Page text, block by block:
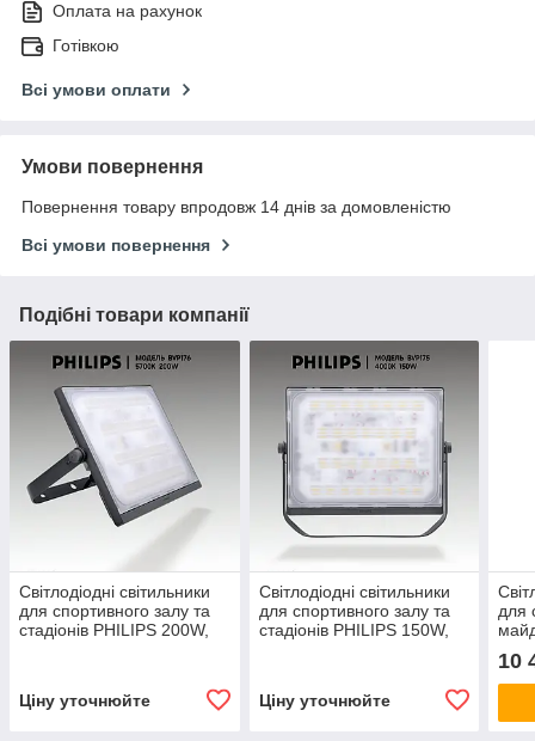
Оплата на рахунок
Готівкою
Всі умови оплати
Умови повернення
Повернення товару впродовж 14 днів за домовленістю
Всі умови повернення
Подібні товари компанії
Світлодіодні світильники
для спортивного залу та
стадіонів PHILIPS 200W,
Ціну уточнюйте
Світлодіодні світильники
для спортивного залу та
стадіонів PHILIPS 150W,
Ціну уточнюйте
для
10